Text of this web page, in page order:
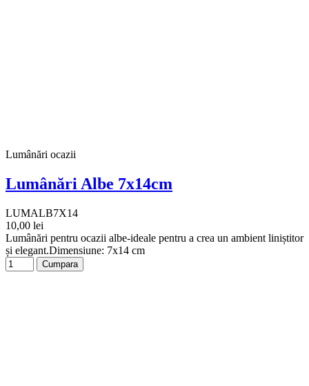
Lumânări ocazii
Lumânări Albe 7x14cm
LUMALB7X14
10,00 lei
Lumânări pentru ocazii albe-ideale pentru a crea un ambient liniștitor
și elegant.Dimensiune: 7x14 cm
Cumpara